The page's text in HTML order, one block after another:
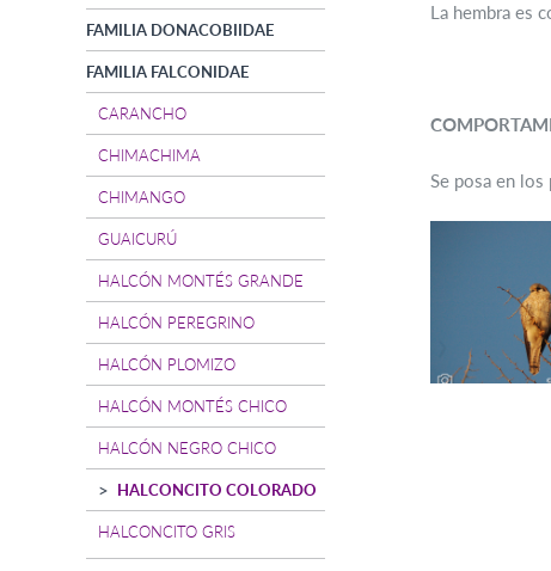
FAMILIA DONACOBIIDAE
FAMILIA FALCONIDAE
CARANCHO
CHIMACHIMA
CHIMANGO
GUAICURÚ
HALCÓN MONTÉS GRANDE
HALCÓN PEREGRINO
HALCÓN PLOMIZO
HALCÓN MONTÉS CHICO
HALCÓN NEGRO CHICO
HALCONCITO COLORADO
HALCONCITO GRIS
La hembra es
Se posa en los